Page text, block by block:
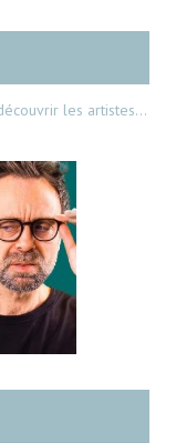
les artistes…